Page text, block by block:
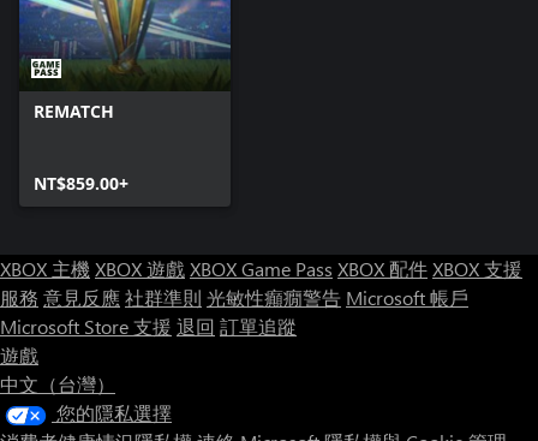
REMATCH
NT$859.00+
XBOX 主機XBOX 遊戲XBOX Game Pass XBOX 配件XBOX 支援
服務 意見反應社群準則 光敏性癲癇警告 Microsoft 帳戶
Microsoft Store 支援 退回 訂單追蹤
遊戲
中文（台灣）
您的隱私選擇